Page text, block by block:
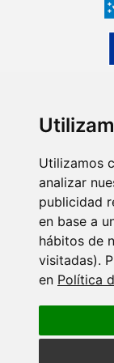
Utilizamos
analizar
publicidad
en base a
hábitos de
visitadas).
en Política
Centro de
Promover el